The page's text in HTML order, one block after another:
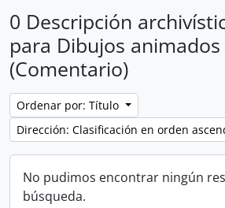
0 Descripción
para Dibujos animados
(Comentario)
Ordenar por: Título
Dirección: Clasificación en orden
No pudimos encontrar ningún
búsqueda.